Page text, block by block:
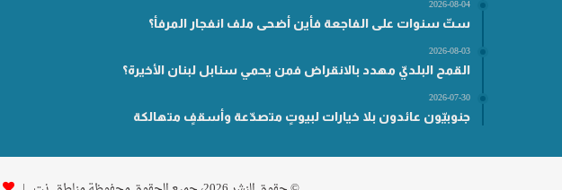
2026-08-04
ستّ سنوات على الفاجعة فأين أضحى ملف انفجار المرفأ؟
2026-08-03
القمح البلديّ مهدد بالانقراض فمن يحمي سنابل لبنان الأخيرة؟
2026-07-30
جنوبيّون عائدون بلا خيارات لبيوتٍ متصدّعة وأسقفٍ متهالكة